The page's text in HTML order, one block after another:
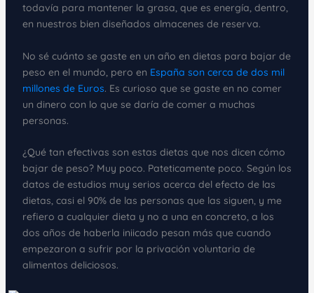
todavía para mantener la grasa, que es energía, dentro,
en nuestros bien diseñados almacenes de reserva.
No sé cuánto se gaste en un año en dietas para bajar de
peso en el mundo, pero en España son cerca de dos mil
millones de Euros. Es curioso que se gaste en no comer
un dinero con lo que se daría de comer a muchas
personas.
¿Qué tan efectivas son estas dietas que nos dicen cómo
bajar de peso? Muy poco. Pateticamente poco. Según los
datos de estudios muy serios acerca del efecto de las
dietas, casi el 90% de las personas que las siguen, y me
refiero a cualquier dieta y no a una en concreto, a los
dos años de haberla iniicado pesan más que cuando
empezaron a sufrir por la privación voluntaria de
alimentos deliciosos.